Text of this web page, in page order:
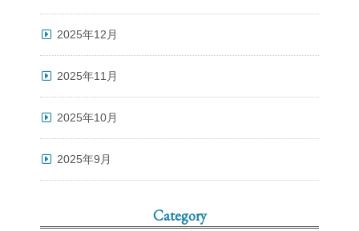
2025年12月
2025年11月
2025年10月
2025年9月
Category